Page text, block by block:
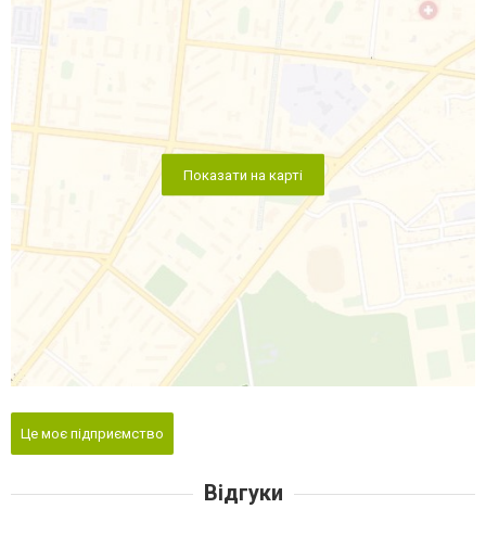
Показати на карті
Це моє підприємство
Відгуки